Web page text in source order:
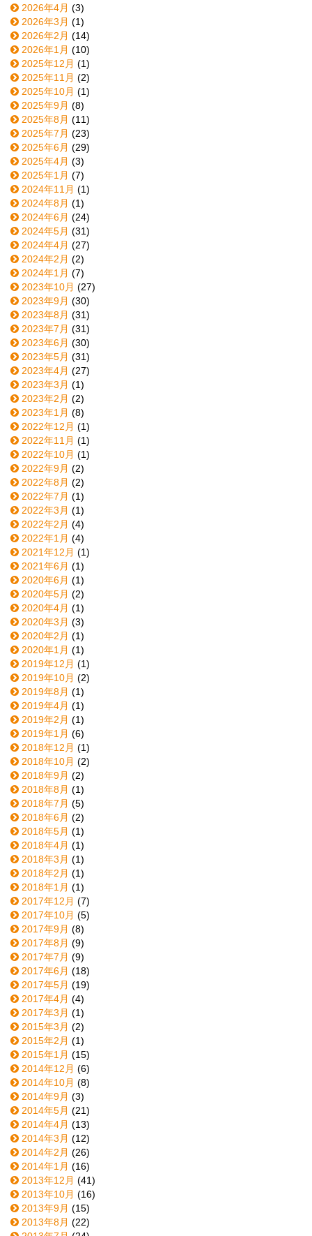
2026年4月 (3)
2026年3月 (1)
2026年2月 (14)
2026年1月 (10)
2025年12月 (1)
2025年11月 (2)
2025年10月 (1)
2025年9月 (8)
2025年8月 (11)
2025年7月 (23)
2025年6月 (29)
2025年4月 (3)
2025年1月 (7)
2024年11月 (1)
2024年8月 (1)
2024年6月 (24)
2024年5月 (31)
2024年4月 (27)
2024年2月 (2)
2024年1月 (7)
2023年10月 (27)
2023年9月 (30)
2023年8月 (31)
2023年7月 (31)
2023年6月 (30)
2023年5月 (31)
2023年4月 (27)
2023年3月 (1)
2023年2月 (2)
2023年1月 (8)
2022年12月 (1)
2022年11月 (1)
2022年10月 (1)
2022年9月 (2)
2022年8月 (2)
2022年7月 (1)
2022年3月 (1)
2022年2月 (4)
2022年1月 (4)
2021年12月 (1)
2021年6月 (1)
2020年6月 (1)
2020年5月 (2)
2020年4月 (1)
2020年3月 (3)
2020年2月 (1)
2020年1月 (1)
2019年12月 (1)
2019年10月 (2)
2019年8月 (1)
2019年4月 (1)
2019年2月 (1)
2019年1月 (6)
2018年12月 (1)
2018年10月 (2)
2018年9月 (2)
2018年8月 (1)
2018年7月 (5)
2018年6月 (2)
2018年5月 (1)
2018年4月 (1)
2018年3月 (1)
2018年2月 (1)
2018年1月 (1)
2017年12月 (7)
2017年10月 (5)
2017年9月 (8)
2017年8月 (9)
2017年7月 (9)
2017年6月 (18)
2017年5月 (19)
2017年4月 (4)
2017年3月 (1)
2015年3月 (2)
2015年2月 (1)
2015年1月 (15)
2014年12月 (6)
2014年10月 (8)
2014年9月 (3)
2014年5月 (21)
2014年4月 (13)
2014年3月 (12)
2014年2月 (26)
2014年1月 (16)
2013年12月 (41)
2013年10月 (16)
2013年9月 (15)
2013年8月 (22)